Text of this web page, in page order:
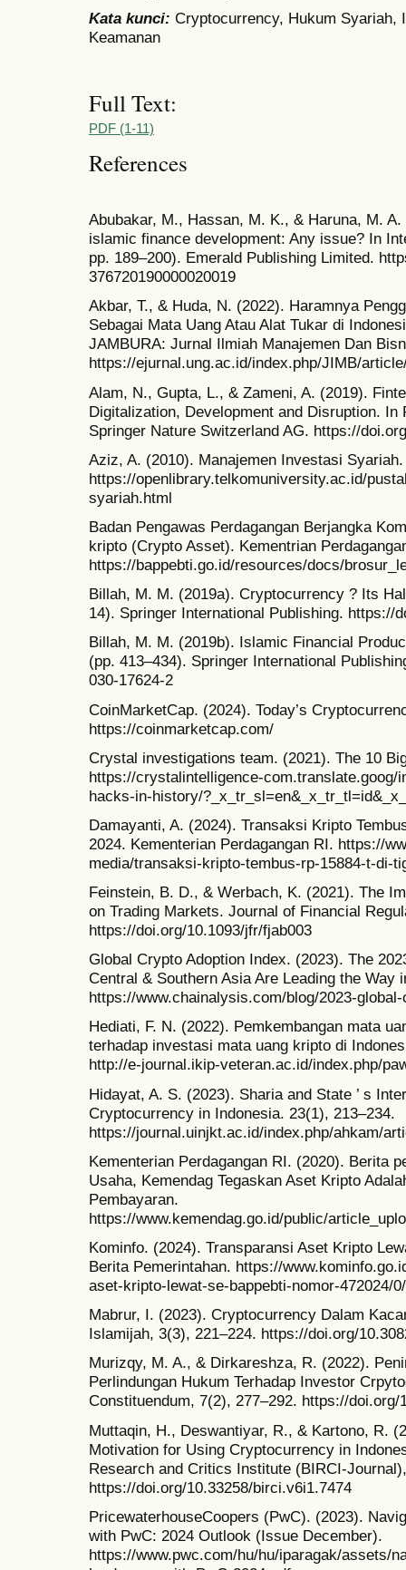
Kata kunci: Cryptocurrency, Hukum Syariah,
Keamanan
Full Text:
PDF (1-11)
References
Abubakar, M., Hassan, M. K., & Haruna, M.
islamic finance development: Any issue? In
pp. 189–200). Emerald Publishing Limited.
376720190000020019
Akbar, T., & Huda, N. (2022). Haramnya
Sebagai Mata Uang Atau Alat Tukar di
JAMBURA: Jurnal Ilmiah Manajemen Dan
https://ejurnal.ung.ac.id/index.php/JIMB/
Alam, N., Gupta, L., & Zameni, A. (2019).
Digitalization, Development and Disruption.
Springer Nature Switzerland AG. https://
Aziz, A. (2010). Manajemen Investasi Syariah.
https://openlibrary.telkomuniversity.ac.id/
syariah.html
Badan Pengawas Perdagangan Berjangka
kripto (Crypto Asset). Kementrian
https://bappebti.go.id/resources/docs/
Billah, M. M. (2019a). Cryptocurrency ? Its
14). Springer International Publishing. https://
Billah, M. M. (2019b). Islamic Financial
(pp. 413–434). Springer International
030-17624-2
CoinMarketCap. (2024). Today’s
https://coinmarketcap.com/
Crystal investigations team. (2021). The 10
https://crystalintelligence-
hacks-in-history/
Damayanti, A. (2024). Transaksi Kripto
2024. Kementerian Perdagangan RI. https://
media/transaksi-kripto-tembus-rp-15884-t-di-
Feinstein, B. D., & Werbach, K. (2021). The
on Trading Markets. Journal of Financial
https://doi.org/10.1093/jfr/fjab003
Global Crypto Adoption Index. (2023). The
Central & Southern Asia Are Leading the Way
https://www.chainalysis.com/blog/2023-
Hediati, F. N. (2022). Pemkembangan mata
terhadap investasi mata uang kripto di
http://e-journal.ikip-veteran.ac.id/index.php/
Hidayat, A. S. (2023). Sharia and State ’ s
Cryptocurrency in Indonesia. 23(1), 213–234.
https://journal.uinjkt.ac.id/index.php/ahkam/
Kementerian Perdagangan RI. (2020). Berita
Usaha, Kemendag Tegaskan Aset Kripto
Pembayaran.
https://www.kemendag.go.id/public/
Kominfo. (2024). Transparansi Aset Kripto
Berita Pemerintahan. https://
aset-kripto-lewat-se-bappebti-nomor-472024/
Mabrur, I. (2023). Cryptocurrency Dalam
Islamijah, 3(3), 221–224. https://doi.org/
Murizqy, M. A., & Dirkareshza, R. (2022).
Perlindungan Hukum Terhadap Investor
Constituendum, 7(2), 277–292. https://doi.org/
Muttaqin, H., Deswantiyar, R., & Kartono, R.
Motivation for Using Cryptocurrency in
Research and Critics Institute (BIRCI-
https://doi.org/10.33258/birci.v6i1.7474
PricewaterhouseCoopers (PwC). (2023).
with PwC: 2024 Outlook (Issue December).
https://www.pwc.com/hu/hu/iparagak/assets/